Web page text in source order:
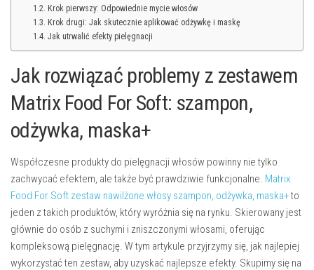
Krok pierwszy: Odpowiednie mycie włosów
Krok drugi: Jak skutecznie aplikować odżywkę i maskę
Jak utrwalić efekty pielęgnacji
Jak rozwiązać problemy z zestawem
Matrix Food For Soft: szampon,
odżywka, maska+
Współczesne produkty do pielęgnacji włosów powinny nie tylko
zachwycać efektem, ale także być prawdziwie funkcjonalne. Matrix
Food For Soft zestaw nawilżone włosy szampon, odżywka, maska+to
jeden z takich produktów, który wyróżnia się na rynku. Skierowany jest
głównie do osób z suchymi i zniszczonymi włosami, oferując
kompleksową pielęgnację. W tym artykule przyjrzymy się, jak najlepiej
wykorzystać ten zestaw, aby uzyskać najlepsze efekty. Skupimy się na